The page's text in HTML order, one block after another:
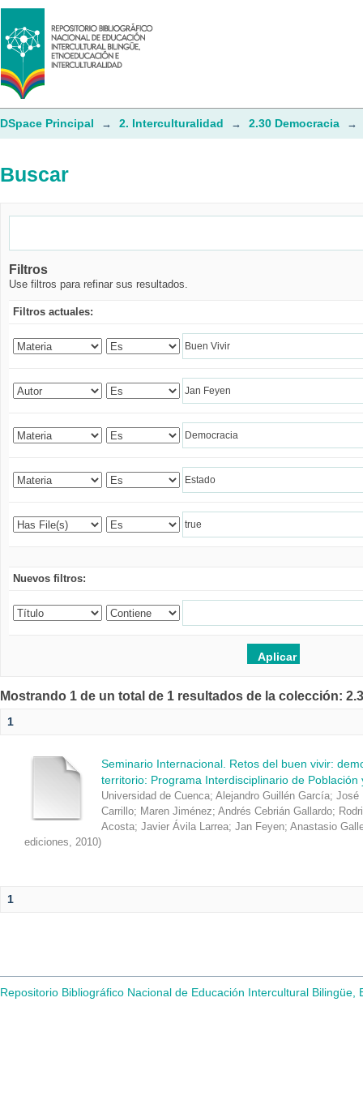
Buscar
DSpace Principal → 2. Interculturalidad → 2.30 Democracia →
Buscar
Filtros
Use filtros para refinar sus resultados.
Filtros actuales:
Nuevos filtros:
Mostrando 1 de un total de 1 resultados de la colección:
1
Seminario Internacional. Retos del buen vivir:
territorio: Programa Interdisciplinario de
Universidad de Cuenca; Alejandro Guillén García; José
Carrillo; Maren Jiménez; Andrés Cebrián Gallardo;
Acosta; Javier Ávila Larrea; Jan Feyen; Anastasio
ediciones, 2010)
1
Repositorio Bibliográfico Nacional de Educación Intercultural